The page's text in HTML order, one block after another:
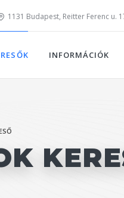
1131 Budapest, Reitter Ferenc u.
INFORMÁCIÓK